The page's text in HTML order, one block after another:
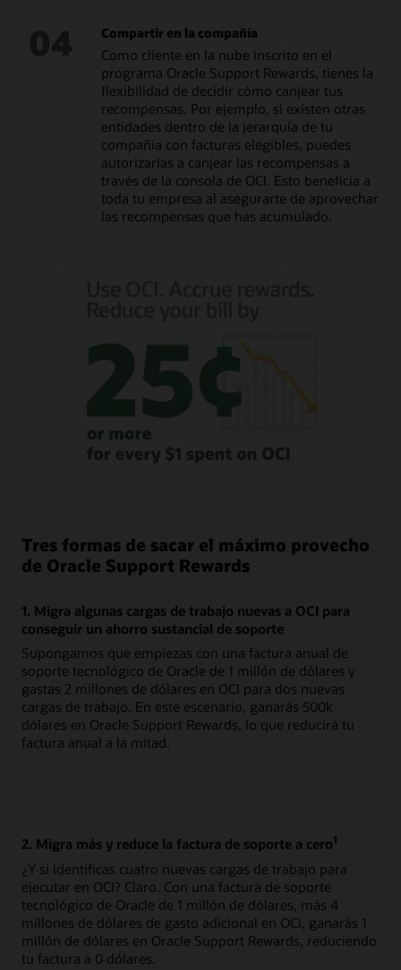
Compartir en la compañía
Como cliente en la nube inscrito en el
programa Oracle Support Rewards, tienes la
flexibilidad de decidir cómo canjear tus
recompensas. Por ejemplo, si existen otras
entidades dentro de la jerarquía de tu
compañía con facturas elegibles, puedes
autorizarlas a canjear las recompensas a
través de la consola de OCI. Esto beneficia a
toda tu empresa al asegurarte de aprovechar
las recompensas que has acumulado.
Tres formas de sacar el máximo provecho
de Oracle Support Rewards
1. Migra algunas cargas de trabajo nuevas a OCI para
conseguir un ahorro sustancial de soporte
Supongamos que empiezas con una factura anual de
soporte tecnológico de Oracle de 1 millón de dólares y
gastas 2 millones de dólares en OCI para dos nuevas
cargas de trabajo. En este escenario, ganarás 500k
dólares en Oracle Support Rewards, lo que reducirá tu
factura anual a la mitad.
2. Migra más y reduce la factura de soporte a cero1
¿Y si identificas cuatro nuevas cargas de trabajo para
ejecutar en OCI? Claro. Con una factura de soporte
tecnológico de Oracle de 1 millón de dólares, más 4
millones de dólares de gasto adicional en OCI, ganarás 1
millón de dólares en Oracle Support Rewards, reduciendo
tu factura a 0 dólares.